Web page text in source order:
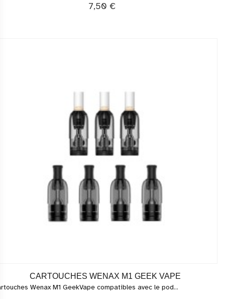
7,50 €
CARTOUCHES WENAX M1 GEEK VAPE
Wenax M1 GeekVape compatibles avec le pod...